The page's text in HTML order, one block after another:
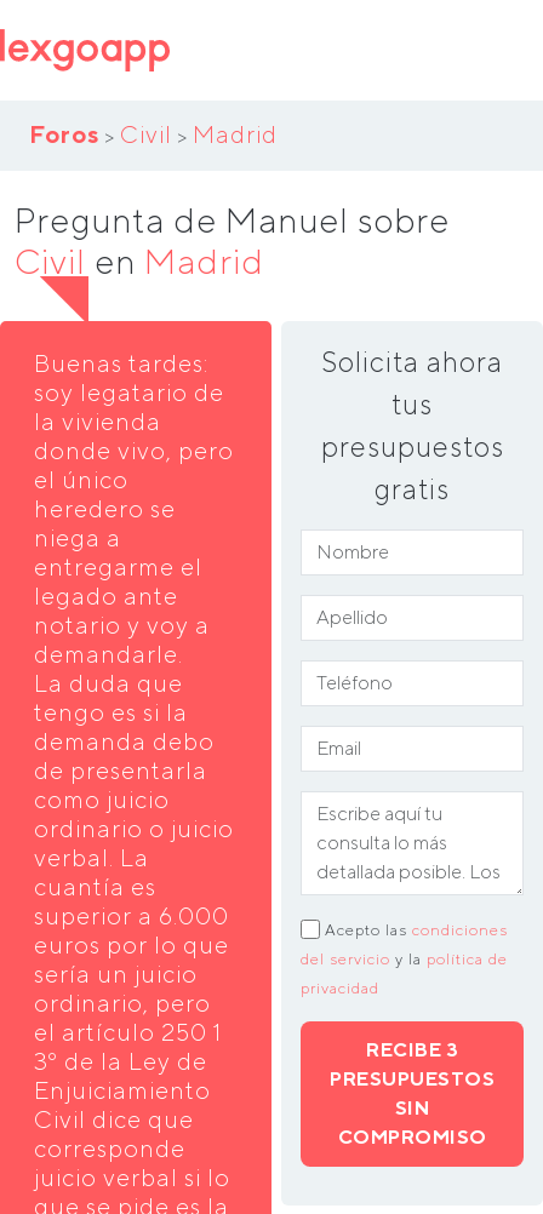
Foros > Civil > Madrid
Pregunta de Manuel sobre
Civil en Madrid
Buenas tardes:
soy legatario de
la vivienda
donde vivo, pero
el único
heredero se
niega a
entregarme el
legado ante
notario y voy a
demandarle.
La duda que
tengo es si la
demanda debo
de presentarla
como juicio
ordinario o juicio
verbal. La
cuantía es
superior a 6.000
euros por lo que
sería un juicio
ordinario, pero
el artículo 250 1
3º de la Ley de
Enjuiciamiento
Civil dice que
corresponde
juicio verbal si lo
que se pide es la
Solicita ahora
tus
presupuestos
gratis
Acepto las condiciones
del servicio y la política de
privacidad
RECIBE 3
PRESUPUESTOS
SIN
COMPROMISO